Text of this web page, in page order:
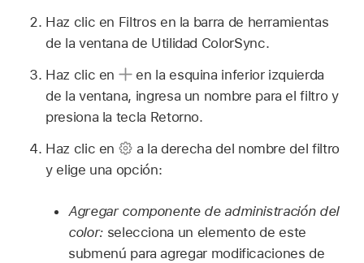
Haz clic en Filtros en la barra de herramientas
de la ventana de Utilidad ColorSync.
Haz clic en
en la esquina inferior izquierda
de la ventana, ingresa un nombre para el filtro y
presiona la tecla Retorno.
Haz clic en
a la derecha del nombre del filtro
y elige una opción:
Agregar componente de administración del
color:selecciona un elemento de este
submenú para agregar modificaciones de